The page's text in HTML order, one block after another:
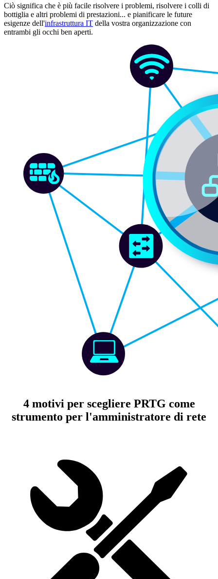
Ciò significa che è più facile risolvere i problemi, risolvere i colli di
bottiglia e altri problemi di prestazioni... e pianificare le future
esigenze dell'infrastruttura IT della vostra organizzazione con
entrambi gli occhi ben aperti.
4 motivi per scegliere PRTG come
strumento per l'amministratore di rete